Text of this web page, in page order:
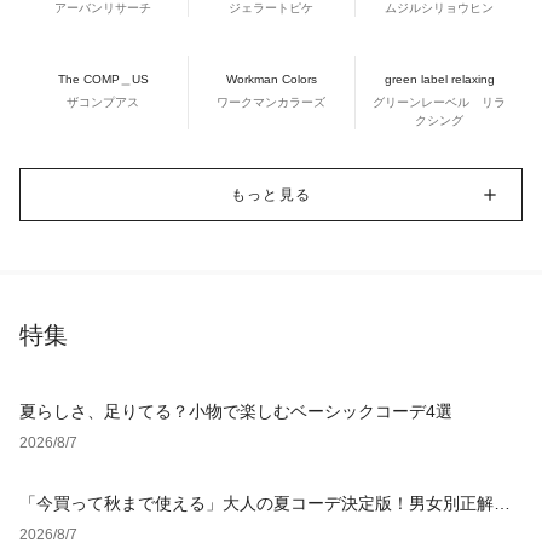
アーバンリサーチ
ジェラートピケ
ムジルシリョウヒン
The COMP＿US
ザコンプアス
Workman Colors
ワークマンカラーズ
green label relaxing
グリーンレーベル リラ
クシング
もっと見る
特集
夏らしさ、足りてる？小物で楽しむベーシックコーデ4選
2026/8/7
「今買って秋まで使える」大人の夏コーデ決定版！男女別正解ス
タイルとNGな着こなし
2026/8/7